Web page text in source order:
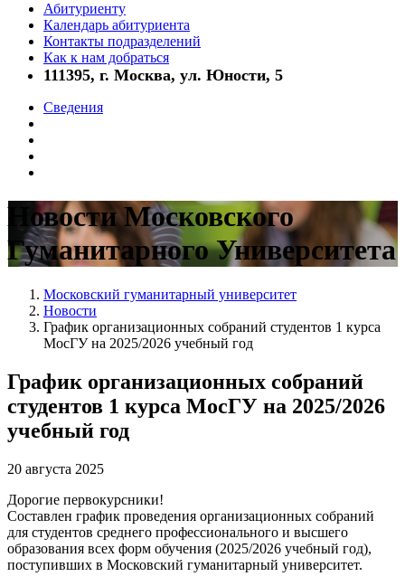
Абитуриенту
Календарь абитуриента
Контакты подразделений
Как к нам добраться
111395, г. Москва, ул. Юности, 5
Сведения
Новости Московского
Гуманитарного Университета
Московский гуманитарный университет
Новости
График организационных собраний студентов 1 курса
МосГУ на 2025/2026 учебный год
График организационных собраний
студентов 1 курса МосГУ на 2025/2026
учебный год
20 августа 2025
Дорогие первокурсники!
Составлен график проведения организационных собраний
для студентов среднего профессионального и высшего
образования всех форм обучения (2025/2026 учебный год),
поступивших в Московский гуманитарный университет.